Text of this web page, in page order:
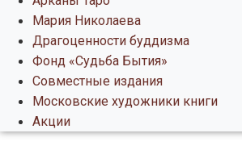
Мария Николаева
Драгоценности буддизма
Фонд «Судьба Бытия»
Совместные издания
Московские художники книги
Акции